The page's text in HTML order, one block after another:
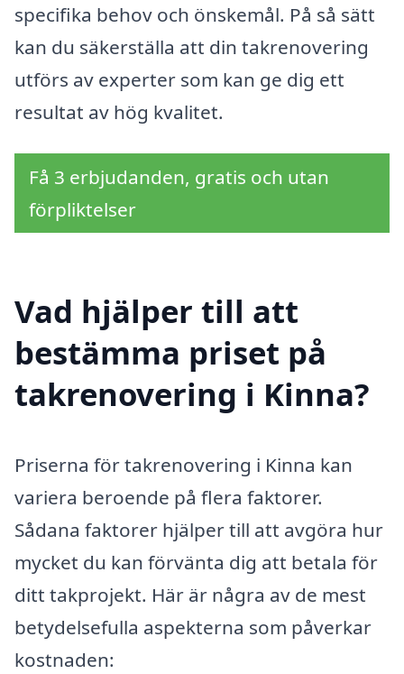
specifika behov och önskemål. På så sätt
kan du säkerställa att din takrenovering
utförs av experter som kan ge dig ett
resultat av hög kvalitet.
Få 3 erbjudanden, gratis och utan
förpliktelser
Vad hjälper till att
bestämma priset på
takrenovering i Kinna?
Priserna för takrenovering i Kinna kan
variera beroende på flera faktorer.
Sådana faktorer hjälper till att avgöra hur
mycket du kan förvänta dig att betala för
ditt takprojekt. Här är några av de mest
betydelsefulla aspekterna som påverkar
kostnaden: